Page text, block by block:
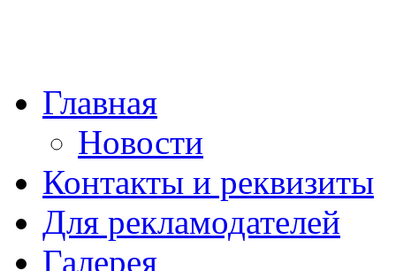
Главная
Новости
Контакты и реквизиты
Для рекламодателей
Галерея